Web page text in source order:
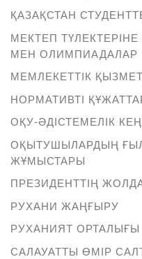
ҚАЗАҚСТАН
МЕКТЕП
МЕН ОЛИМПИАДАЛАР
МЕМЛЕКЕТТІК
НОРМАТИВТІ
ОҚУ-ӘДІСТЕМЕЛІК
ОҚЫТУШЫЛАРДЫҢ
ЖҰМЫСТАРЫ
ПРЕЗИДЕНТТІҢ
РУХАНИ ЖАҢҒЫРУ
РУХАНИЯТ ОРТАЛЫҒЫ
САЛАУАТТЫ ӨМІР